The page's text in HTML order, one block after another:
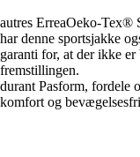
autres ErreaOeko-Tex®
har denne sportsjakke
garanti for, at der ikke
fremstillingen.
durant Pasform, fordele
komfort og